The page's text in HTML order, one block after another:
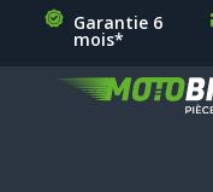
Garantie 6
mois*